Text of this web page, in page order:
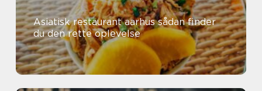
Asiatisk restaurant aarhus sådan finder
du den rette oplevelse